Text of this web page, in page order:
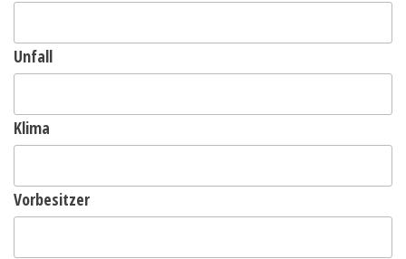
Unfall
Klima
Vorbesitzer